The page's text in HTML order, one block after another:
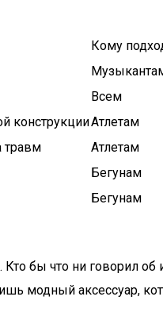
Кому
Всем
конструкцииАтлетам
травм
Атлетам
Бегунам
Бегунам
бы что ни говорил
модный аксессуар,